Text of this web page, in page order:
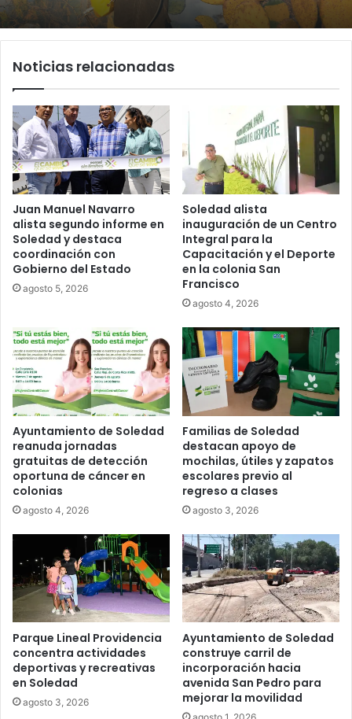
Noticias relacionadas
Juan Manuel Navarro
alista segundo informe en
Soledad y destaca
coordinación con
Gobierno del Estado
agosto 5, 2026
Soledad alista
inauguración de un Centro
Integral para la
Capacitación y el Deporte
en la colonia San
Francisco
agosto 4, 2026
Ayuntamiento de Soledad
reanuda jornadas
gratuitas de detección
oportuna de cáncer en
colonias
agosto 4, 2026
Familias de Soledad
destacan apoyo de
mochilas, útiles y zapatos
escolares previo al
regreso a clases
agosto 3, 2026
Parque Lineal Providencia
concentra actividades
deportivas y recreativas
en Soledad
agosto 3, 2026
Ayuntamiento de Soledad
construye carril de
incorporación hacia
avenida San Pedro para
mejorar la movilidad